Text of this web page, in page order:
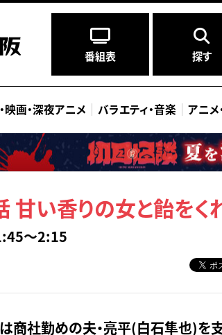
番組表 探す
・映画・深夜アニメ バラエティ・音楽 アニメ
甘い香りの女と飴をく
～2:15
商社勤めの夫・亮平(白石隼也)を